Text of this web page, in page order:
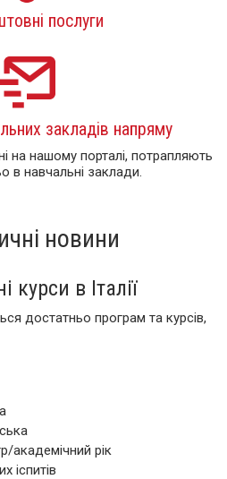
послуги
закладів напряму
на нашому порталі, потрапляють
в навчальні заклади.
новини
курси в Італії
достатньо програм та курсів,
академічний рік
іспитів